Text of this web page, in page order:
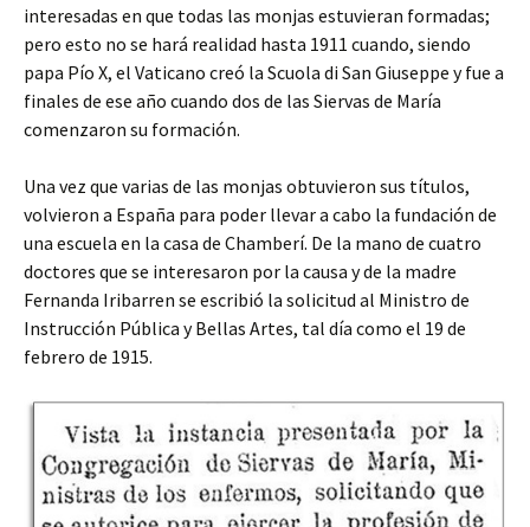
interesadas en que todas las monjas estuvieran formadas;
pero esto no se hará realidad hasta 1911 cuando, siendo
papa Pío X, el Vaticano creó la Scuola di San Giuseppe y fue a
finales de ese año cuando dos de las Siervas de María
comenzaron su formación.
Una vez que varias de las monjas obtuvieron sus títulos,
volvieron a España para poder llevar a cabo la fundación de
una escuela en la casa de Chamberí. De la mano de cuatro
doctores que se interesaron por la causa y de la madre
Fernanda Iribarren se escribió la solicitud al Ministro de
Instrucción Pública y Bellas Artes, tal día como el 19 de
febrero de 1915.